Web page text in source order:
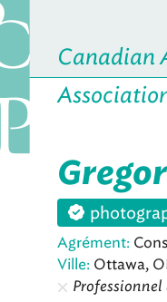
Canadian
Agrément:
Ville: Ottawa,